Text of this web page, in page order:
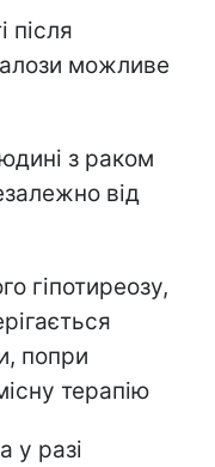
після
можливе
з раком
від
гіпотиреозу,
попри
терапію
у разі